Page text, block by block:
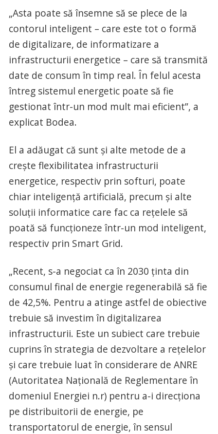
„Asta poate să însemne să se plece de la
contorul inteligent – care este tot o formă
de digitalizare, de informatizare a
infrastructurii energetice – care să transmită
date de consum în timp real. În felul acesta
întreg sistemul energetic poate să fie
gestionat într-un mod mult mai eficient”, a
explicat Bodea.
El a adăugat că sunt şi alte metode de a
creşte flexibilitatea infrastructurii
energetice, respectiv prin softuri, poate
chiar inteligenţă artificială, precum şi alte
soluţii informatice care fac ca reţelele să
poată să funcţioneze într-un mod inteligent,
respectiv prin Smart Grid.
„Recent, s-a negociat ca în 2030 ţinta din
consumul final de energie regenerabilă să fie
de 42,5%. Pentru a atinge astfel de obiective
trebuie să investim în digitalizarea
infrastructurii. Este un subiect care trebuie
cuprins în strategia de dezvoltare a reţelelor
şi care trebuie luat în considerare de ANRE
(Autoritatea Naţională de Reglementare în
domeniul Energiei n.r) pentru a-i direcţiona
pe distribuitorii de energie, pe
transportatorul de energie, în sensul